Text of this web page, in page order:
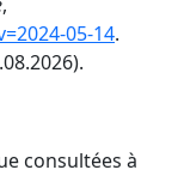
05-14.
consultées à